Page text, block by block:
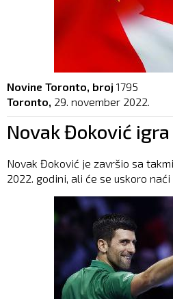
Novine Toronto, broj 1795
Toronto, 29. november 2022.
Novak Đoković
Novak Đoković je završio sa
2022. godini, ali će se uskoro naći